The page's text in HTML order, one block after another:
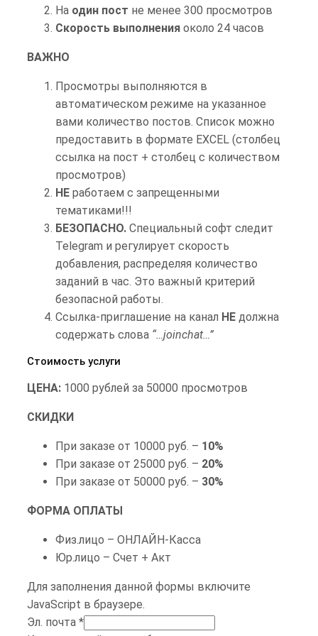
Парсинг Блогеров
Парсинг пользователей (СКОРО)
Накрутка подписчиков (СКОРО)
Накрутка просмотров (СКОРО)
Накрутка лайков (реакций) (СКОРО)
Накрутка репостов (СКОРО)
Аккаунты VKONTAKTE
Парсинг каналов и групп (СКОРО)
Накрутка просмотров (СКОРО)
Я.Маркет
СКОРО НОВЫЕ СЕРВИСЫ (СКОРО)
ПОДПИСЧИКИ TELEGRAM
ПОДПИСЧИКИ PREMIUM-TELEGRAM
ПОДПИСЧИКИ ДЛЯ WIBES
Просмотры
ПРОСМОТРЫ TELEGRAM
ПРОСМОТРЫ WIBES
ЛАЙКИ В WIBES
На один пост не менее 300 просмотров
Скорость выполнения около 24 часов
ВАЖНО
Просмотры выполняются в
автоматическом режиме на указанное
вами количество постов. Список можно
предоставить в формате EXCEL (столбец
ссылка на пост + столбец с количеством
просмотров)
НЕ работаем с запрещенными
тематиками!!!
БЕЗОПАСНО. Специальный софт следит
Telegram и регулирует скорость
добавления, распределяя количество
заданий в час. Это важный критерий
безопасной работы.
Ссылка-приглашение на канал НЕ должна
содержать слова “…joinchat…”
Стоимость услуги
ЦЕНА: 1000 рублей за 50000 просмотров
СКИДКИ
При заказе от 10000 руб. – 10%
При заказе от 25000 руб. – 20%
При заказе от 50000 руб. – 30%
ФОРМА ОПЛАТЫ
Физ.лицо – ОНЛАЙН-Касса
Юр.лицо – Счет + Акт
Для заполнения данной формы включите
JavaScript в браузере.
Эл. почта *